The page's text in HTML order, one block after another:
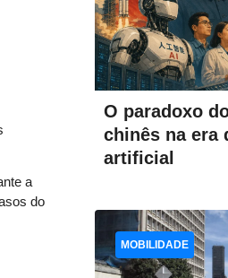
a
do
O paradoxo
chinês na era
artificial
MOBILIDADE